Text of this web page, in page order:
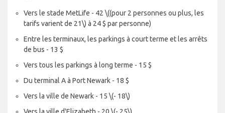
Vers le stade MetLife - 42 \((pour 2 personnes ou plus, les
tarifs varient de 21\) à 24 $ par personne)
Entre les terminaux, les parkings à court terme et les arrêts
de bus - 13 $
Vers tous les parkings à long terme - 15 $
Du terminal A à Port Newark - 18 $
Vers la ville de Newark - 15 \(- 18\)
Vers la ville d'Elizabeth - 20 \(- 25\)